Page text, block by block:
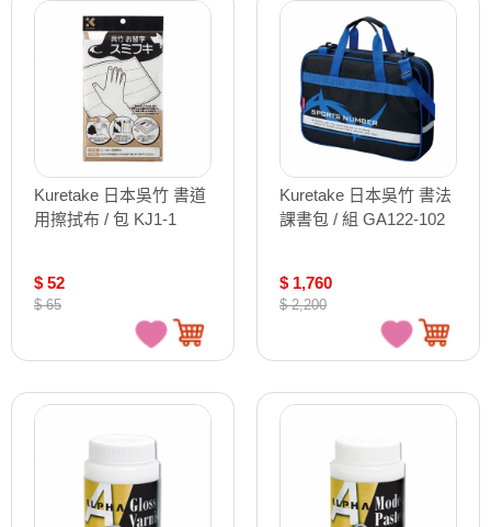
Kuretake 日本吳竹 書道
用擦拭布 / 包 KJ1-1
$ 52
$ 65
Kuretake 日本吳竹 書法
課書包 / 組 GA122-102
$ 1,760
$ 2,200